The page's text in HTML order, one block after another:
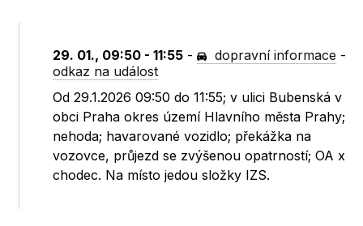
29. 01., 09:50 - 11:55 - dopravní informace -
odkaz na událost
Od 29.1.2026 09:50 do 11:55; v ulici Bubenská v
obci Praha okres území Hlavního města Prahy;
nehoda; havarované vozidlo; překážka na
vozovce, průjezd se zvýšenou opatrností; OA x
chodec. Na místo jedou složky IZS.